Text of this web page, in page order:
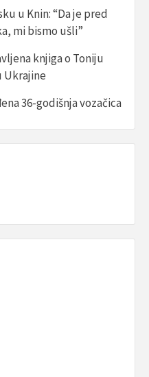
u Knin: “Da je pred
mi bismo ušli”
knjiga o Toniju
Ukrajine
36-godišnja vozačica